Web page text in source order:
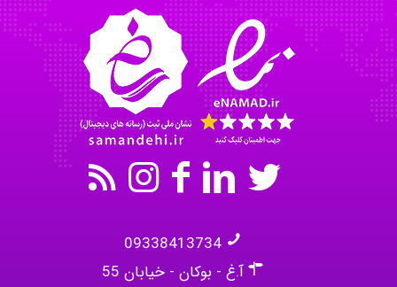
Nazaninkarkon
Omid
09338413734
آ.غ - بوکان - خیابان 55